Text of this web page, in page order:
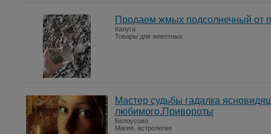
Продаем жмых подсолнечный от
Калуга
Товары для животных
Мастер судьбы гадалка
любимого.Привороты
Белоусово
Магия, астрология